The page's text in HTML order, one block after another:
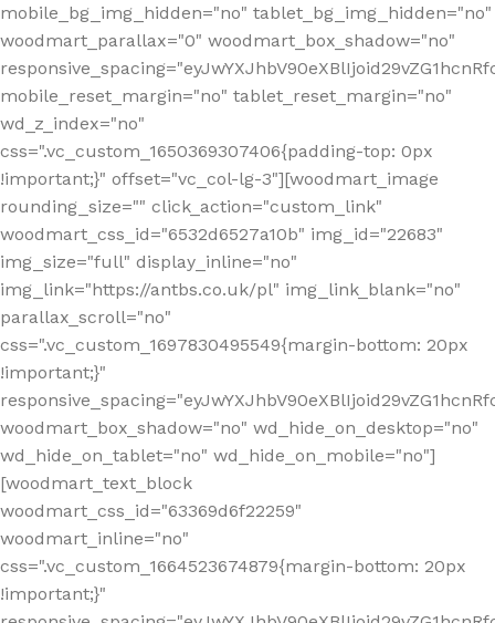
mobile_bg_img_hidden="no" tablet_bg_img_hidden="no"
woodmart_parallax="0" woodmart_box_shadow="no"
mobile_reset_margin="no" tablet_reset_margin="no"
wd_z_index="no"
css=".vc_custom_1650369307406{padding-top: 0px
!important;}" offset="vc_col-lg-3"][woodmart_image
rounding_size="" click_action="custom_link"
woodmart_css_id="6532d6527a10b" img_id="22683"
img_size="full" display_inline="no"
img_link="https://antbs.co.uk/pl" img_link_blank="no"
parallax_scroll="no"
css=".vc_custom_1697830495549{margin-bottom: 20px
!important;}"
woodmart_box_shadow="no" wd_hide_on_desktop="no"
wd_hide_on_tablet="no" wd_hide_on_mobile="no"]
[woodmart_text_block
woodmart_css_id="63369d6f22259"
woodmart_inline="no"
css=".vc_custom_1664523674879{margin-bottom: 20px
!important;}"